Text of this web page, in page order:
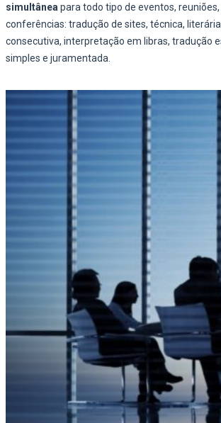
simultânea para todo tipo de eventos,
conferências: tradução de sites, técnica,
consecutiva, interpretação em libras, tradução
simples e juramentada.